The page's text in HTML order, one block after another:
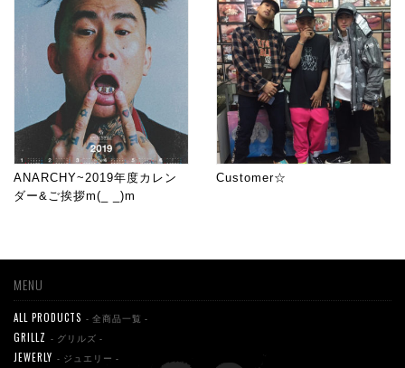
ANARCHY~2019年度カレン
ダー&ご挨拶m(_ _)m
Customer☆
MENU
ALL PRODUCTS - 全商品一覧 -
GRILLZ - グリルズ -
JEWERLY - ジュエリー -